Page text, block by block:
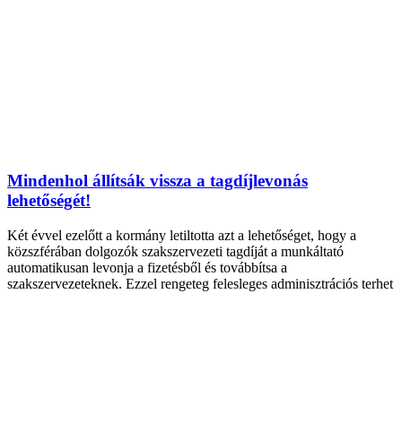
Mindenhol állítsák vissza a tagdíjlevonás
lehetőségét!
Két évvel ezelőtt a kormány letiltotta azt a lehetőséget, hogy a
közszférában dolgozók szakszervezeti tagdíját a munkáltató
automatikusan levonja a fizetésből és továbbítsa a
szakszervezeteknek. Ezzel rengeteg felesleges adminisztrációs terhet